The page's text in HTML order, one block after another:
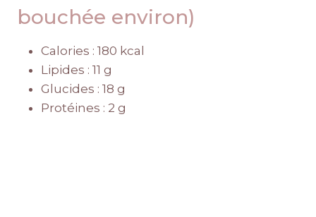
bouchée environ)
Calories : 180 kcal
Lipides : 11 g
Glucides : 18 g
Protéines : 2 g